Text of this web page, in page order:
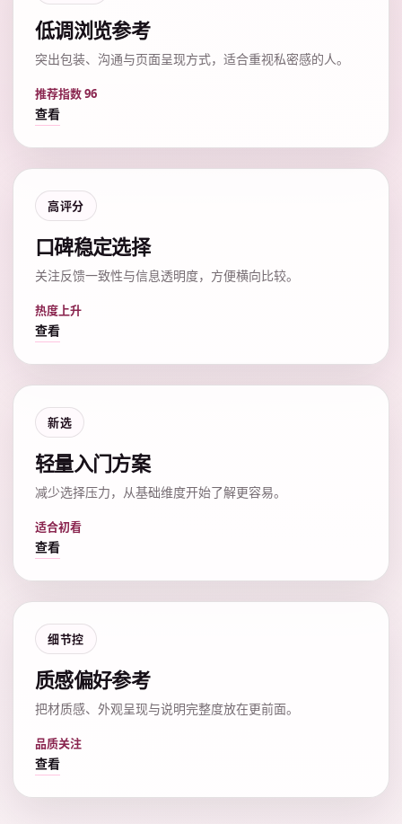
低调浏览参考
突出包装、沟通与页面呈现方式，适合重视私密感的人。
推荐指数 96
查看
高评分
口碑稳定选择
关注反馈一致性与信息透明度，方便横向比较。
热度上升
查看
新选
轻量入门方案
减少选择压力，从基础维度开始了解更容易。
适合初看
查看
细节控
质感偏好参考
把材质感、外观呈现与说明完整度放在更前面。
品质关注
查看